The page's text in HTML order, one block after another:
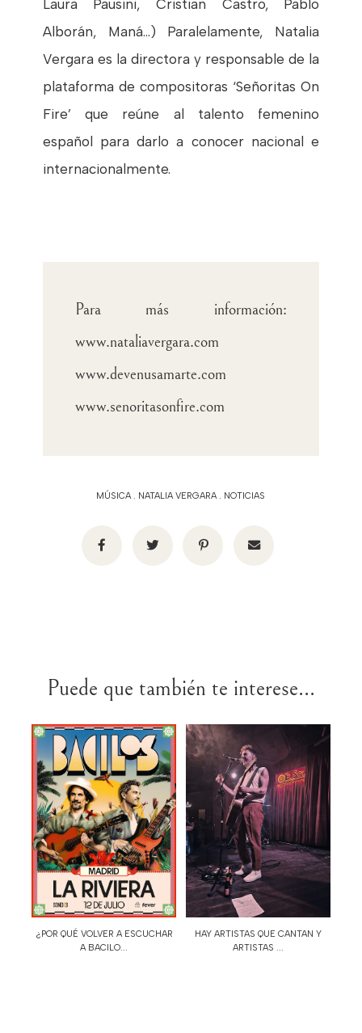
Laura Pausini, Cristian Castro, Pablo
Alborán, Maná…) Paralelamente, Natalia
Vergara es la directora y responsable de la
plataforma de compositoras ‘Señoritas On
Fire’ que reúne al talento femenino
español para darlo a conocer nacional e
internacionalmente.
Para más información:
www.nataliavergara.com
www.devenusamarte.com
www.senoritasonfire.com
MÚSICA. NATALIA VERGARA. NOTICIAS
Puede que también te interese...
¿POR QUÉ VOLVER A ESCUCHAR
A BACILO...
HAY ARTISTAS QUE CANTAN Y
ARTISTAS ...